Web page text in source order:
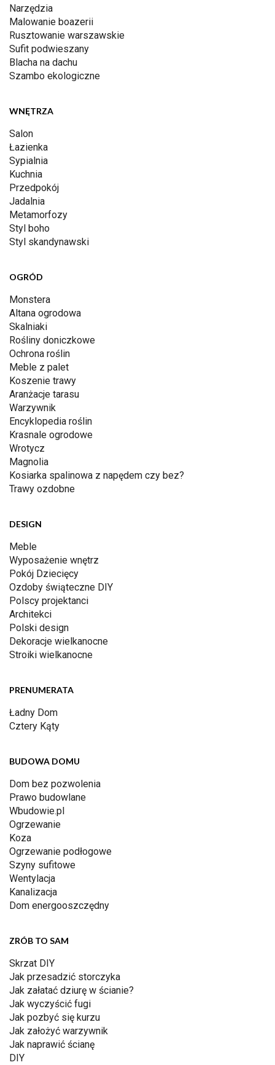
Narzędzia
Malowanie boazerii
Rusztowanie warszawskie
Sufit podwieszany
Blacha na dachu
Szambo ekologiczne
WNĘTRZA
Salon
Łazienka
Sypialnia
Kuchnia
Przedpokój
Jadalnia
Metamorfozy
Styl boho
Styl skandynawski
OGRÓD
Monstera
Altana ogrodowa
Skalniaki
Rośliny doniczkowe
Ochrona roślin
Meble z palet
Koszenie trawy
Aranżacje tarasu
Warzywnik
Encyklopedia roślin
Krasnale ogrodowe
Wrotycz
Magnolia
Kosiarka spalinowa z napędem czy bez?
Trawy ozdobne
DESIGN
Meble
Wyposażenie wnętrz
Pokój Dziecięcy
Ozdoby świąteczne DIY
Polscy projektanci
Architekci
Polski design
Dekoracje wielkanocne
Stroiki wielkanocne
PRENUMERATA
Ładny Dom
Cztery Kąty
BUDOWA DOMU
Dom bez pozwolenia
Prawo budowlane
Wbudowie.pl
Ogrzewanie
Koza
Ogrzewanie podłogowe
Szyny sufitowe
Wentylacja
Kanalizacja
Dom energooszczędny
ZRÓB TO SAM
Skrzat DIY
Jak przesadzić storczyka
Jak załatać dziurę w ścianie?
Jak wyczyścić fugi
Jak pozbyć się kurzu
Jak założyć warzywnik
Jak naprawić ścianę
DIY